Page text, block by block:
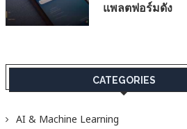
แพลตฟอร์มดัง
CATEGORIES
AI & Machine Learning